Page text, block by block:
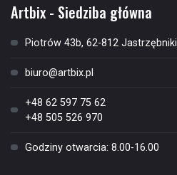
Artbix - Siedziba główna
Piotrów 43b, 62-812 Jastrzębniki
biuro@artbix.pl
+48 62 597 75 62
+48 505 526 970
Godziny otwarcia: 8.00-16.00